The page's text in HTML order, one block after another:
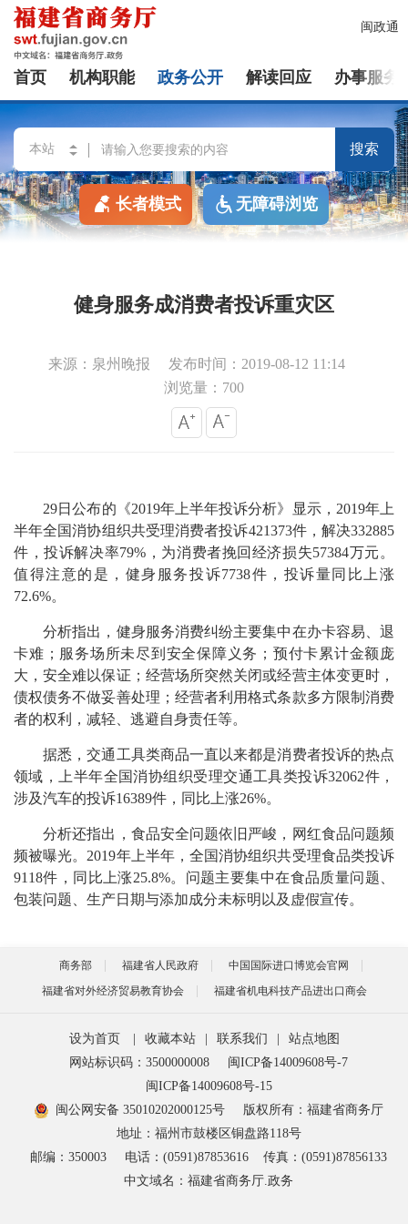
闽政通
首页 机构职能 政务公开 解读回应 办事服务
搜索
长者模式 无障碍浏览
健身服务成消费者投诉重灾区
来源：泉州晚报
发布时间：2019-08-12 11:14
浏览量：700
29日公布的《2019年上半年投诉分析》显示，2019年上
半年全国消协组织共受理消费者投诉421373件，解决332885
件，投诉解决率79%，为消费者挽回经济损失57384万元。
值得注意的是，健身服务投诉7738件，投诉量同比上涨
72.6%。
分析指出，健身服务消费纠纷主要集中在办卡容易、退
卡难；服务场所未尽到安全保障义务；预付卡累计金额庞
大，安全难以保证；经营场所突然关闭或经营主体变更时，
债权债务不做妥善处理；经营者利用格式条款多方限制消费
者的权利，减轻、逃避自身责任等。
据悉，交通工具类商品一直以来都是消费者投诉的热点
领域，上半年全国消协组织受理交通工具类投诉32062件，
涉及汽车的投诉16389件，同比上涨26%。
分析还指出，食品安全问题依旧严峻，网红食品问题频
频被曝光。2019年上半年，全国消协组织共受理食品类投诉
9118件，同比上涨25.8%。问题主要集中在食品质量问题、
包装问题、生产日期与添加成分未标明以及虚假宣传。
商务部 福建省人民政府
中国国际进口博览会官网
福建省对外经济贸易教育协会
福建省机电科技产品进出口商会
设为首页 收藏本站 联系我们
站点地图
网站标识码：3500000008
闽ICP备14009608号-7
闽ICP备14009608号-15
闽公网安备 35010202000125号
版权所有：福建省商务厅
地址：福州市鼓楼区铜盘路118号
邮编：350003
电话：(0591)87853616
传真：(0591)87856133
中文域名：福建省商务厅.政务